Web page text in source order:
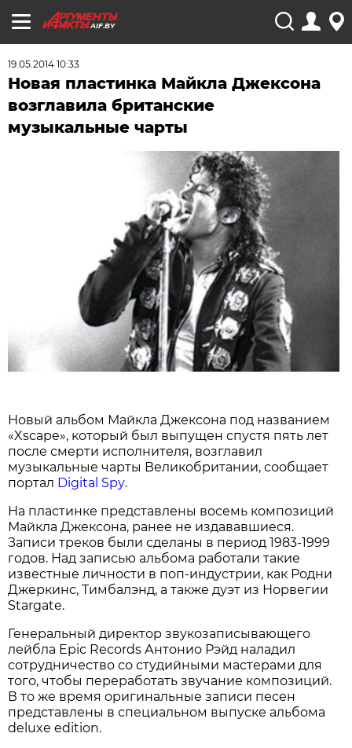
AIF.BY
19.05.2014 10:33
Новая пластинка Майкла Джексона
возглавила британские
музыкальные чарты
Новый альбом Майкла Джексона под названием
«Xscape», который был выпущен спустя пять лет
после смерти исполнителя, возглавил
музыкальные чарты Великобритании, сообщает
портал Digital Spy.
На пластинке представлены восемь композиций
Майкла Джексона, ранее не издававшиеся.
Записи треков были сделаны в период 1983-1999
годов. Над записью альбома работали такие
известные личности в поп-индустрии, как Родни
Джеркинс, Тимбалэнд, а также дуэт из Норвегии
Stargate.
Генеральный директор звукозаписывающего
лейбла Epic Records Антонио Рэйд наладил
сотрудничество со студийными мастерами для
того, чтобы переработать звучание композиций.
В то же время оригинальные записи песен
представлены в специальном выпуске альбома
deluxe edition.